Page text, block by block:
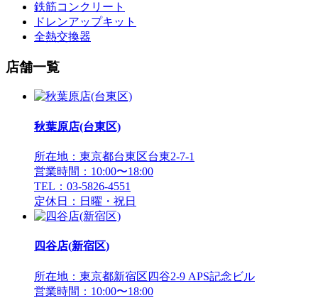
鉄筋コンクリート
ドレンアップキット
全熱交換器
店舗一覧
秋葉原店(台東区)
所在地：東京都台東区台東2-7-1
営業時間：10:00〜18:00
TEL：03-5826-4551
定休日：日曜・祝日
四谷店(新宿区)
所在地：東京都新宿区四谷2-9 APS記念ビル
営業時間：10:00〜18:00